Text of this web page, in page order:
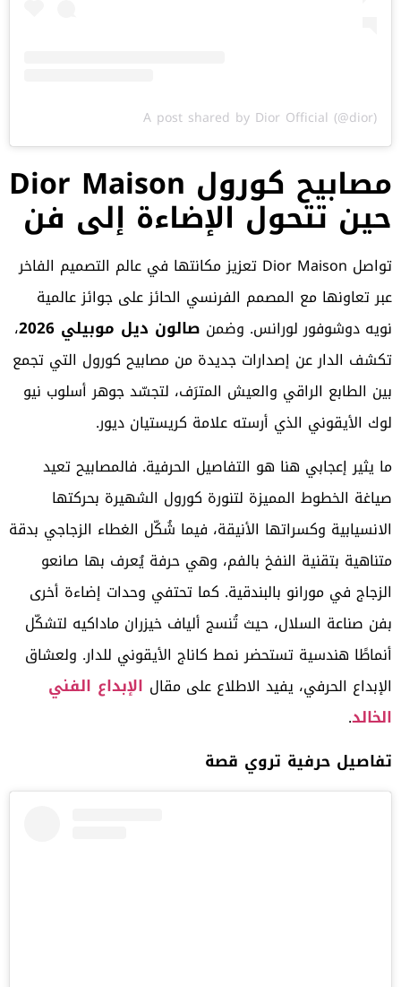
A post shared by Dior Official (@dior)
مصابيح كورول Dior Maison
حين تتحول الإضاءة إلى فن
تواصل Dior Maison تعزيز مكانتها في عالم التصميم الفاخر
عبر تعاونها مع المصمم الفرنسي الحائز على جوائز عالمية
نويه دوشوفور لورانس. وضمن صالون ديل موبيلي 2026
،
تكشف الدار عن إصدارات جديدة من مصابيح كورول التي تجمع
بين الطابع الراقي والعيش المترَف، لتجسّد جوهر أسلوب نيو
لوك الأيقوني الذي أرسته علامة كريستيان ديور.
ما يثير إعجابي هنا هو التفاصيل الحرفية. فالمصابيح تعيد
صياغة الخطوط المميزة لتنورة كورول الشهيرة بحركتها
الانسيابية وكسراتها الأنيقة، فيما شُكّل الغطاء الزجاجي بدقة
متناهية بتقنية النفخ بالفم، وهي حرفة يُعرف بها صانعو
الزجاج في مورانو بالبندقية. كما تحتفي وحدات إضاءة أخرى
بفن صناعة السلال، حيث تُنسج ألياف خيزران ماداكيه لتشكّل
أنماطًا هندسية تستحضر نمط كاناج الأيقوني للدار. ولعشاق
الإبداع الحرفي، يفيد الاطلاع على مقال الإبداع الفني
الخالد.
تفاصيل حرفية تروي قصة